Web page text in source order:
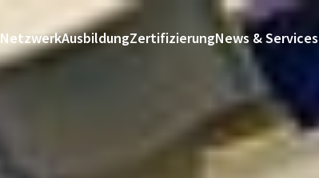
NetzwerkAusbildungZertifizierungNews & Services